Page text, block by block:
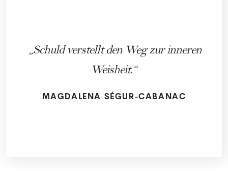
Schuld verstellt den Weg zur inneren
Weisheit.
MAGDALENA SÉGUR-CABANAC